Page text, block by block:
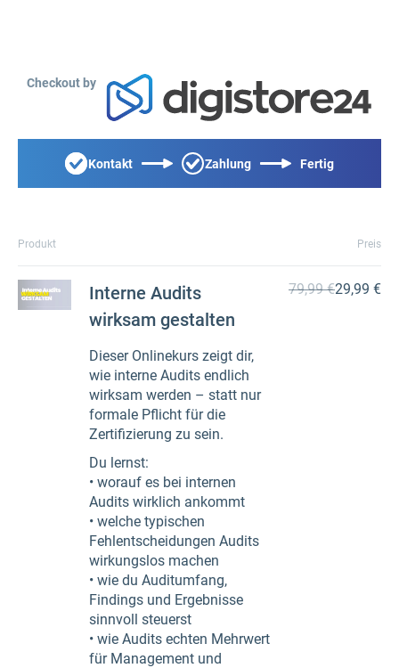
Checkout by
Kontakt Zahlung Fertig
Produkt Preis
Interne Audits
wirksam gestalten
Dieser Onlinekurs zeigt dir,
wie interne Audits endlich
wirksam werden – statt nur
formale Pflicht für die
Zertifizierung zu sein.
Du lernst:
• worauf es bei internen
Audits wirklich ankommt
• welche typischen
Fehlentscheidungen Audits
wirkungslos machen
• wie du Auditumfang,
Findings und Ergebnisse
sinnvoll steuerst
• wie Audits echten Mehrwert
für Management und
79,99 €29,99 €